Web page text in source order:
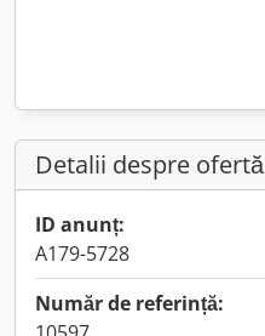
Detalii despre ofertă
ID anunț:
A179-5728
Număr de referință: